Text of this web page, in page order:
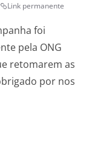
Link permanente
foi
pela ONG
retomarem as
por nos